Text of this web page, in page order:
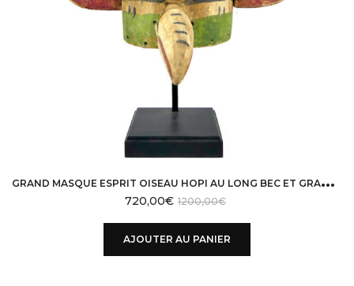
G
RAND MASQUE ESPRIT OISEAU HOPI AU LONG BEC ET GRANDES OREILLES TUHU ARIZONA
1200,00€
720,00€
AJOUTER AU PANIER